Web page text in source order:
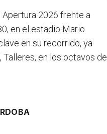
2026 frente a
en el estadio Mario
en su recorrido, ya
en los octavos de